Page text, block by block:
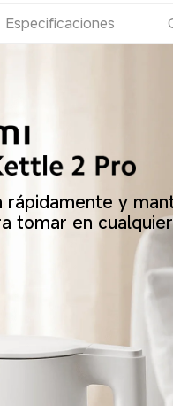
Especificaciones
rápidamente y
tomar en